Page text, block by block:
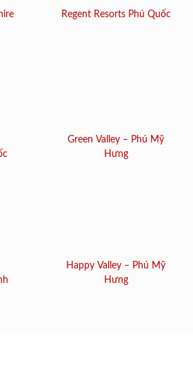
Regent Resorts Phú Quốc
Green Valley – Phú Mỹ
Hưng
Happy Valley – Phú Mỹ
Hưng